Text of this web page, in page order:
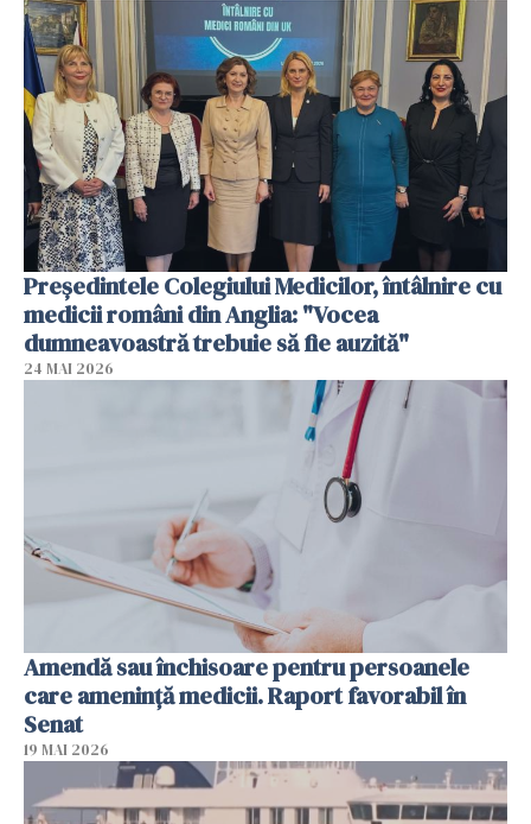
Președintele Colegiului Medicilor, întâlnire cu
medicii români din Anglia: "Vocea
dumneavoastră trebuie să fie auzită"
24 MAI 2026
Amendă sau închisoare pentru persoanele
care ameninţă medicii. Raport favorabil în
Senat
19 MAI 2026